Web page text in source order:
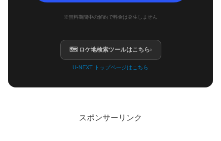
※無料期間中の解約で料金は発生しません
🗺 ロケ地検索ツールはこちら›
U-NEXT トップページはこちら
スポンサーリンク